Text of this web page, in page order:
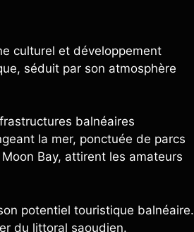
culturel et développement
séduit par son atmosphère
balnéaires
la mer, ponctuée de parcs
Bay, attirent les amateurs
potentiel touristique balnéaire.
du littoral saoudien.